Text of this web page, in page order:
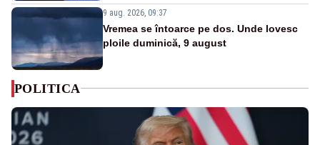
9 aug. 2026, 09:37
Vremea se întoarce pe dos. Unde lovesc
ploile duminică, 9 august
POLITICA